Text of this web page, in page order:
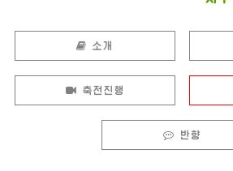
소개
축전진행
반향